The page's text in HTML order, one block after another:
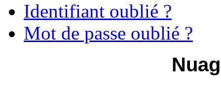
Identifiant oublié ?
Mot de passe oublié ?